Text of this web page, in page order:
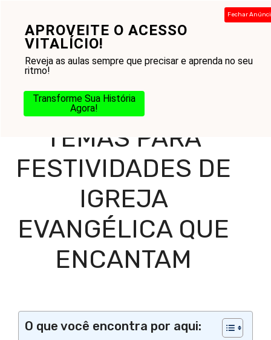
APROVEITE O ACESSO
VITALÍCIO!
Reveja as aulas sempre que precisar e aprenda no seu
ritmo!
Transforme Sua História
Agora!
Fechar
conteúdo
Home-Blog-Reflexões Diárias-Mensagens
para Festividades de Igreja Evangélica que Encantam
TEMAS PARA
FESTIVIDADES DE
IGREJA
EVANGÉLICA QUE
ENCANTAM
O que você encontra por aqui: